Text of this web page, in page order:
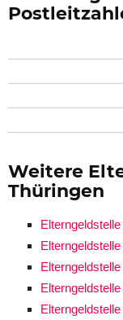
Weitere
Thüringen